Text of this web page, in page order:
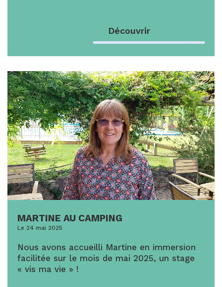
Découvrir
MARTINE AU CAMPING
Le 24 mai 2025
Nous avons accueilli Martine en immersion
facilitée sur le mois de mai 2025, un stage
« vis ma vie » !